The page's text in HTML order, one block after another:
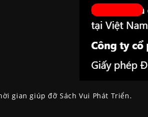
gian giúp đỡ Sách Vui Phát Triển.